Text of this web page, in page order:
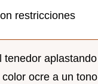
restricciones
tenedor aplastando
ocre a un tono